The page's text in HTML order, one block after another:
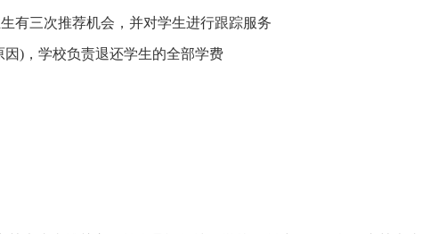
有三次推荐机会，并对学生进行跟踪服务
)，学校负责退还学生的全部学费